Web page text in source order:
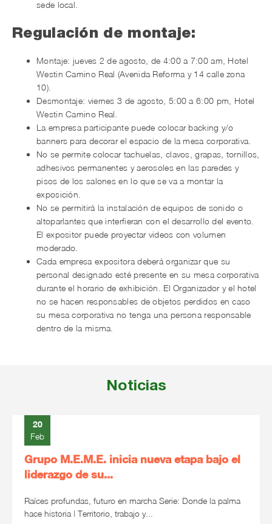
sede local.
Regulación de montaje:
Montaje: jueves 2 de agosto, de 4:00 a 7:00 am, Hotel
Westin Camino Real (Avenida Reforma y 14 calle zona
10).
Desmontaje: viernes 3 de agosto, 5:00 a 6:00 pm, Hotel
Westin Camino Real.
La empresa participante puede colocar backing y/o
banners para decorar el espacio de la mesa corporativa.
No se permite colocar tachuelas, clavos, grapas, tornillos,
adhesivos permanentes y aerosoles en las paredes y
pisos de los salones en lo que se va a montar la
exposición.
No se permitirá la instalación de equipos de sonido o
altoparlantes que interfieran con el desarrollo del evento.
El expositor puede proyectar videos con volumen
moderado.
Cada empresa expositora deberá organizar que su
personal designado esté presente en su mesa corporativa
durante el horario de exhibición. El Organizador y el hotel
no se hacen responsables de objetos perdidos en caso
su mesa corporativa no tenga una persona responsable
dentro de la misma.
Noticias
20
Feb
Grupo M.E.M.E. inicia nueva etapa bajo el
liderazgo de su...
Raíces profundas, futuro en marcha Serie: Donde la palma
hace historia | Territorio, trabajo y...